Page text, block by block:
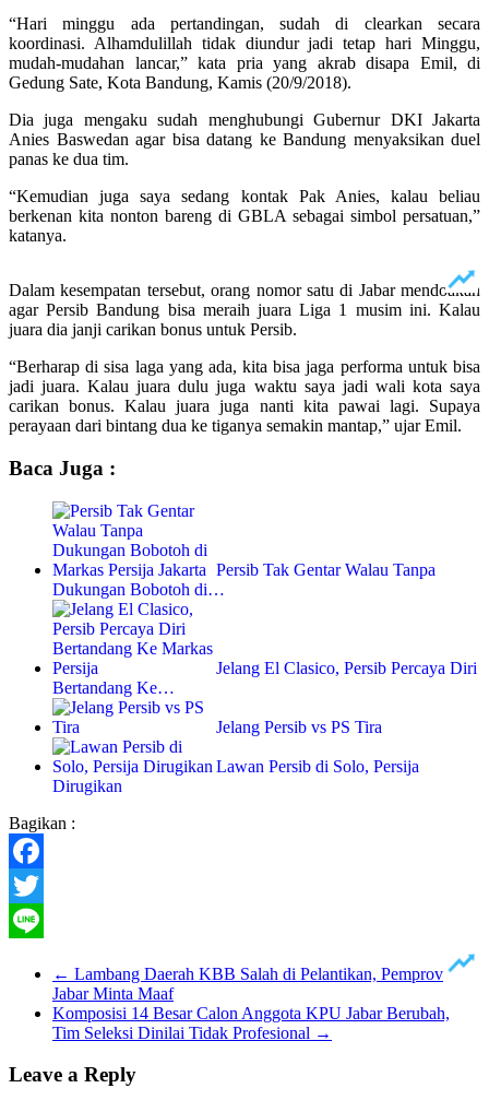
“Hari minggu ada pertandingan, sudah di clearkan secara
koordinasi. Alhamdulillah tidak diundur jadi tetap hari Minggu,
mudah-mudahan lancar,” kata pria yang akrab disapa Emil, di
Gedung Sate, Kota Bandung, Kamis (20/9/2018).
Dia juga mengaku sudah menghubungi Gubernur DKI Jakarta
Anies Baswedan agar bisa datang ke Bandung menyaksikan duel
panas ke dua tim.
“Kemudian juga saya sedang kontak Pak Anies, kalau beliau
berkenan kita nonton bareng di GBLA sebagai simbol persatuan,”
katanya.
Dalam kesempatan tersebut, orang nomor satu di Jabar mendoakan
agar Persib Bandung bisa meraih juara Liga 1 musim ini. Kalau
juara dia janji carikan bonus untuk Persib.
“Berharap di sisa laga yang ada, kita bisa jaga performa untuk bisa
jadi juara. Kalau juara dulu juga waktu saya jadi wali kota saya
carikan bonus. Kalau juara juga nanti kita pawai lagi. Supaya
perayaan dari bintang dua ke tiganya semakin mantap,” ujar Emil.
Baca Juga :
Persib Tak Gentar Walau Tanpa
Dukungan Bobotoh di…
Jelang El Clasico, Persib Percaya Diri
Bertandang Ke…
Jelang Persib vs PS Tira
Lawan Persib di Solo, Persija
Dirugikan
Bagikan :
Facebook
Twitter
← Lambang Daerah KBB Salah di Pelantikan, Pemprov
Jabar Minta Maaf
Komposisi 14 Besar Calon Anggota KPU Jabar Berubah,
Tim Seleksi Dinilai Tidak Profesional →
Leave a Reply